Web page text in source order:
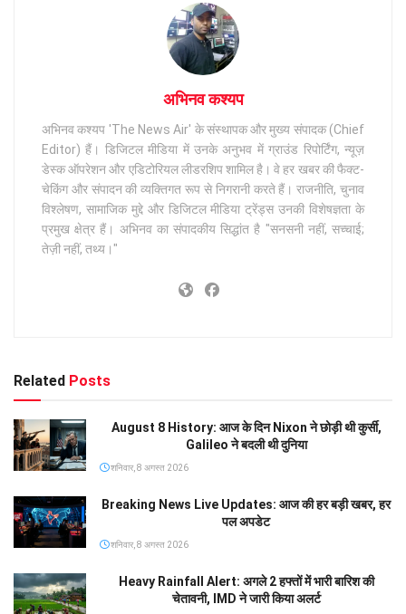
अभिनव कश्यप
अभिनव कश्यप 'The News Air' के संस्थापक और मुख्य संपादक (Chief
Editor) हैं। डिजिटल मीडिया में उनके अनुभव में ग्राउंड रिपोर्टिंग, न्यूज़
डेस्क ऑपरेशन और एडिटोरियल लीडरशिप शामिल है। वे हर खबर की फैक्ट-
चेकिंग और संपादन की व्यक्तिगत रूप से निगरानी करते हैं। राजनीति, चुनाव
विश्लेषण, सामाजिक मुद्दे और डिजिटल मीडिया ट्रेंड्स उनकी विशेषज्ञता के
प्रमुख क्षेत्र हैं। अभिनव का संपादकीय सिद्धांत है "सनसनी नहीं, सच्चाई;
तेज़ी नहीं, तथ्य।"
Related Posts
August 8 History: आज के दिन Nixon ने छोड़ी थी कुर्सी,
Galileo ने बदली थी दुनिया
शनिवार, 8 अगस्त 2026
Breaking News Live Updates: आज की हर बड़ी खबर, हर
पल अपडेट
शनिवार, 8 अगस्त 2026
Heavy Rainfall Alert: अगले 2 हफ्तों में भारी बारिश की
चेतावनी, IMD ने जारी किया अलर्ट